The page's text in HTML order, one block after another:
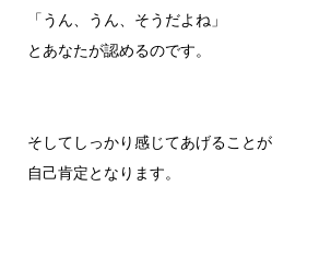
「うん、うん、そうだよね」
とあなたが認めるのです。
そしてしっかり感じてあげることが
自己肯定となります。